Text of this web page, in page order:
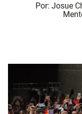
Por: Josue